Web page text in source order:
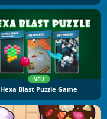
NEU
Hexa Blast Puzzle Game